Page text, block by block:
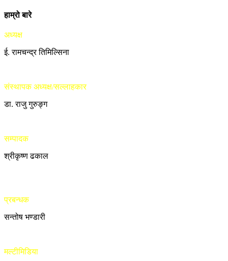
हाम्रो बारे
अध्यक्ष
ई. रामचन्द्र तिमिल्सिना
संस्थापक अध्यक्ष/सल्लाहकार
डा. राजु गुरुङ्ग
सम्पादक
श्रीकृष्ण ढकाल
प्रबन्धक
सन्तोष भण्डारी
मल्टीमिडिया